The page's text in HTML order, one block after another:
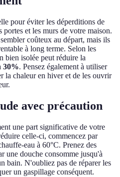
pour éviter les déperditions de
et les murs de votre maison.
coûteux au départ, mais ils
à long terme. Selon les
bien isolée peut réduire la
30%. Pensez également à utiliser
la chaleur en hiver et de les ouvrir
avec précaution
une part significative de votre
celle-ci, commencez par
eau à 60°C. Prenez des
une douche consomme jusqu'à
bain. N'oubliez pas de réparer les
un gaspillage conséquent.